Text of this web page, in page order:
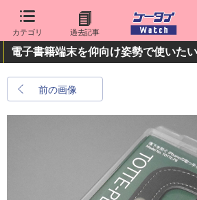
カテゴリ 過去記事
電子書籍端末を仰向け姿勢で使いた
前の画像